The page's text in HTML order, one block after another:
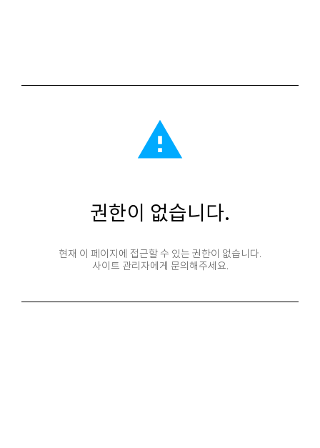
report_problem
권한이 없습니다.
현재 이 페이지에 접근할 수 있는 권한이 없습니다.
사이트 관리자에게 문의해주세요.